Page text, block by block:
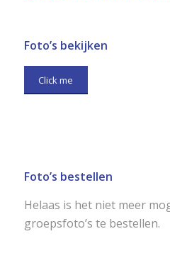
Foto’s bekijken
Click me
Foto’s bestellen
Helaas is het niet meer
groepsfoto’s te bestellen.